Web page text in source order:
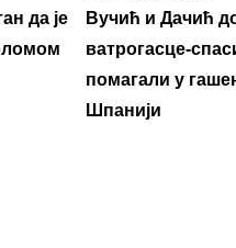
да је
Вучић и Дачић
ватрогасце-
помагали у
Шпанији